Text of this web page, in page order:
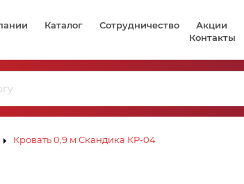
Каталог Сотрудничество Акции
Контакты
Кровать 0,9 м Скандика КР-04